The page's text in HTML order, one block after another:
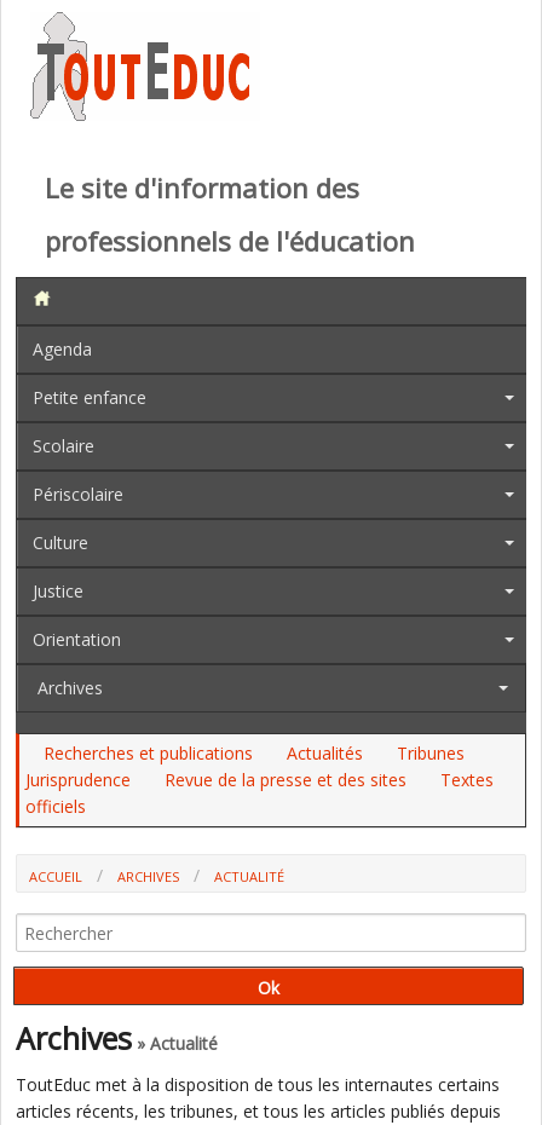
Le site d'information des
professionnels de l'éducation
Agenda
Petite enfance
Scolaire
Périscolaire
Culture
Justice
Orientation
Archives
Recherches et publications Actualités
Tribunes
Jurisprudence
Revue de la presse et des sites
Textes
officiels
ACCUEIL ARCHIVES
ACTUALITÉ
ÉLÈVES DE SECONDE
Archives » Actualité
ToutEduc met à la disposition de tous les internautes certains
articles récents, les tribunes, et tous les articles publiés depuis